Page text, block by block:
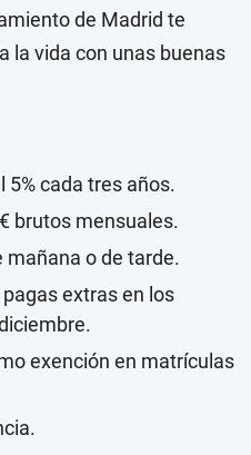
de Madrid te
la vida con unas buenas
cada tres años.
brutos mensuales.
mañana o de tarde.
extras en los
exención en matrículas